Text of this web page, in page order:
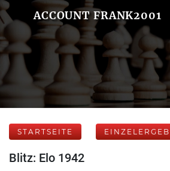
ACCOUNT FRANK2001
STARTSEITE
Blitz: Elo 1942